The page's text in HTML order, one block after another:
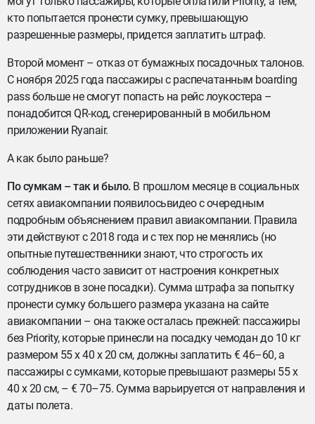
кто попытается пронести сумку, превышающую
разрешенные размеры, придется заплатить штраф.
Второй момент – отказ от бумажных посадочных талонов.
С ноября 2025 года пассажиры с распечатанным boarding
pass больше не смогут попасть на рейс лоукостера –
понадобится QR-код, сгенерированный в мобильном
приложении Ryanair.
А как было раньше?
По сумкам – так и было. В прошлом месяце в социальных
сетях авиакомпании появилосьвидео с очередным
подробным объяснением правил авиакомпании. Правила
эти действуют с 2018 года и с тех пор не менялись (но
опытные путешественники знают, что строгость их
соблюдения часто зависит от настроения конкретных
сотрудников в зоне посадки). Сумма штрафа за попытку
пронести сумку большего размера указана на сайте
авиакомпании – она также осталась прежней: пассажиры
без Priority, которые принесли на посадку чемодан до 10 кг
размером 55 x 40 x 20 см, должны заплатить € 46–60, а
пассажиры с сумками, которые превышают размеры 55 x
40 x 20 см, – € 70–75. Сумма варьируется от направления и
даты полета.